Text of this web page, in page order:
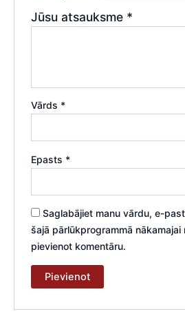
Jūsu atsauksme *
Vārds *
Epasts *
Saglabājiet manu vārdu, e-
šajā pārlūkprogrammā
pievienot komentāru.